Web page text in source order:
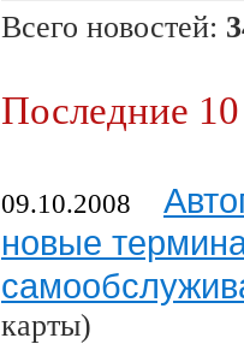
Всего новостей:
Последние
09.10.2008
новые
карты)